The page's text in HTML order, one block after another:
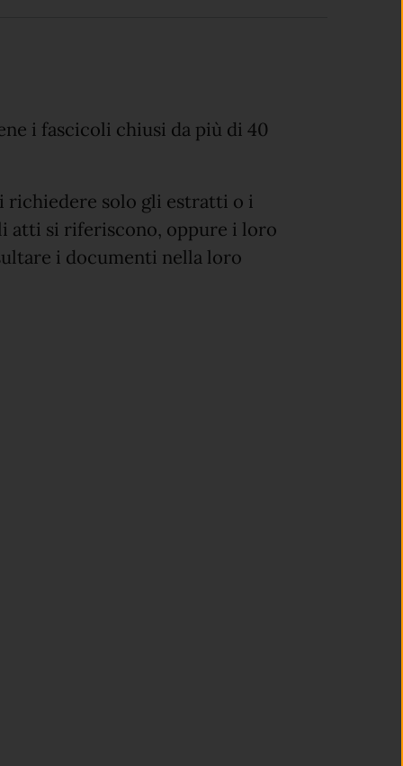
i fascicoli chiusi da più di 40
richiedere solo gli estratti o i
atti si riferiscono, oppure i loro
i documenti nella loro